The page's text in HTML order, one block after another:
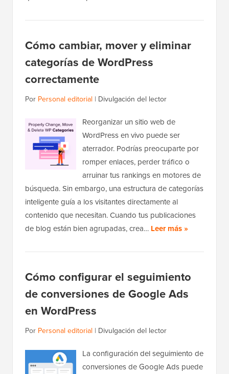
Cómo cambiar, mover y eliminar
categorías de WordPress
correctamente
Por Personal editorial | Divulgación del lector
Reorganizar un sitio web de
WordPress en vivo puede ser
aterrador. Podrías preocuparte por
romper enlaces, perder tráfico o
arruinar tus rankings en motores de
búsqueda. Sin embargo, una estructura de categorías
inteligente guía a los visitantes directamente al
contenido que necesitan. Cuando tus publicaciones
de blog están bien agrupadas, crea… Leer más »
Cómo configurar el seguimiento
de conversiones de Google Ads
en WordPress
Por Personal editorial | Divulgación del lector
La configuración del seguimiento de
conversiones de Google Ads puede